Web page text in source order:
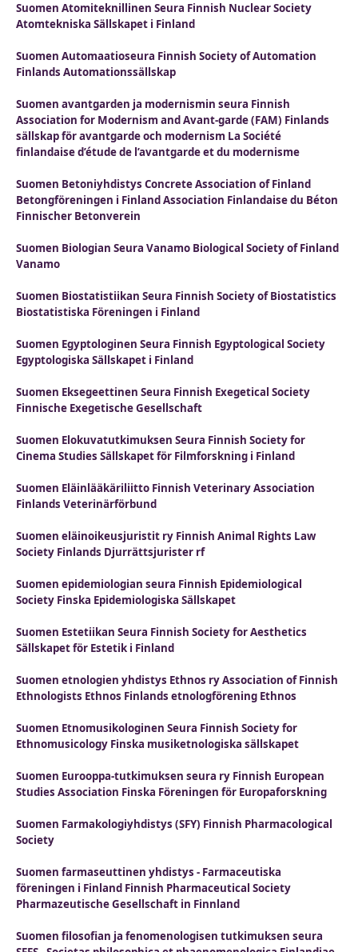
Suomen Atomiteknillinen Seura Finnish Nuclear Society
Atomtekniska Sällskapet i Finland
Suomen Automaatioseura Finnish Society of Automation
Finlands Automationssällskap
Suomen avantgarden ja modernismin seura Finnish
Association for Modernism and Avant-garde (FAM) Finlands
sällskap för avantgarde och modernism La Société
finlandaise d’étude de l’avantgarde et du modernisme
Suomen Betoniyhdistys Concrete Association of Finland
Betongföreningen i Finland Association Finlandaise du Béton
Finnischer Betonverein
Suomen Biologian Seura Vanamo Biological Society of Finland
Vanamo
Suomen Biostatistiikan Seura Finnish Society of Biostatistics
Biostatistiska Föreningen i Finland
Suomen Egyptologinen Seura Finnish Egyptological Society
Egyptologiska Sällskapet i Finland
Suomen Eksegeettinen Seura Finnish Exegetical Society
Finnische Exegetische Gesellschaft
Suomen Elokuvatutkimuksen Seura Finnish Society for
Cinema Studies Sällskapet för Filmforskning i Finland
Suomen Eläinlääkäriliitto Finnish Veterinary Association
Finlands Veterinärförbund
Suomen eläinoikeusjuristit ry Finnish Animal Rights Law
Society Finlands Djurrättsjurister rf
Suomen epidemiologian seura Finnish Epidemiological
Society Finska Epidemiologiska Sällskapet
Suomen Estetiikan Seura Finnish Society for Aesthetics
Sällskapet för Estetik i Finland
Suomen etnologien yhdistys Ethnos ry Association of Finnish
Ethnologists Ethnos Finlands etnologförening Ethnos
Suomen Etnomusikologinen Seura Finnish Society for
Ethnomusicology Finska musiketnologiska sällskapet
Suomen Eurooppa-tutkimuksen seura ry Finnish European
Studies Association Finska Föreningen för Europaforskning
Suomen Farmakologiyhdistys (SFY) Finnish Pharmacological
Society
Suomen farmaseuttinen yhdistys - Farmaceutiska
föreningen i Finland Finnish Pharmaceutical Society
Pharmazeutische Gesellschaft in Finnland
Suomen filosofian ja fenomenologisen tutkimuksen seura